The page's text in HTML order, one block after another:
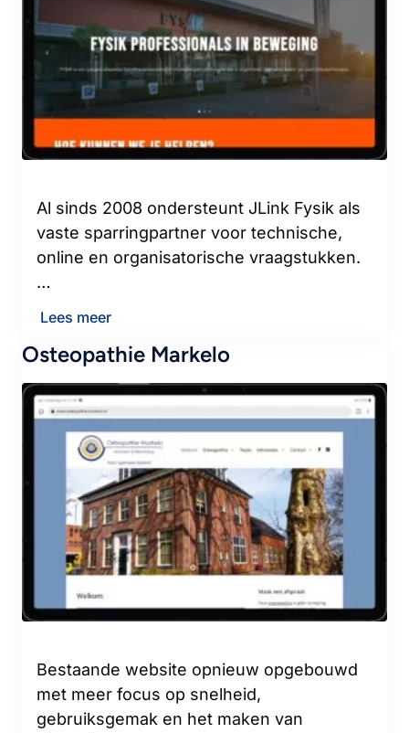
Al sinds 2008 ondersteunt JLink Fysik als
vaste sparringpartner voor technische,
online en organisatorische vraagstukken.
…
Lees meer
Osteopathie Markelo
Bestaande website opnieuw opgebouwd
met meer focus op snelheid,
gebruiksgemak en het maken van